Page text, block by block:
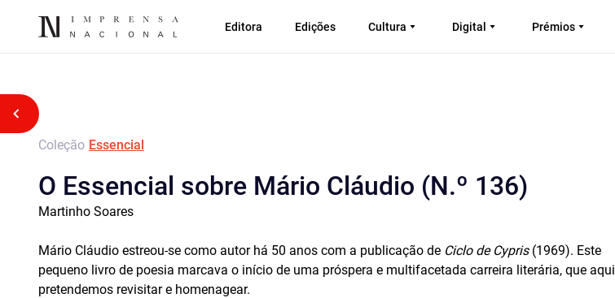
Editora Edições Cultura Digital Prémios
Voltar atrás
Coleção Essencial
O Essencial sobre Mário Cláudio (N.º 136)
Martinho Soares
Mário Cláudio estreou-se como autor há 50 anos com a publicação de Ciclo de Cypris(1969). Este
pequeno livro de poesia marcava o início de uma próspera e multifacetada carreira literária, que aqui
pretendemos revisitar e homenagear.